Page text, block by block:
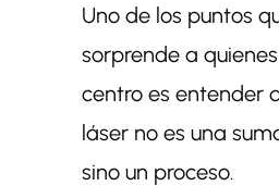
Uno de los puntos
sorprende a
centro es entender
láser no es una
sino un proceso.